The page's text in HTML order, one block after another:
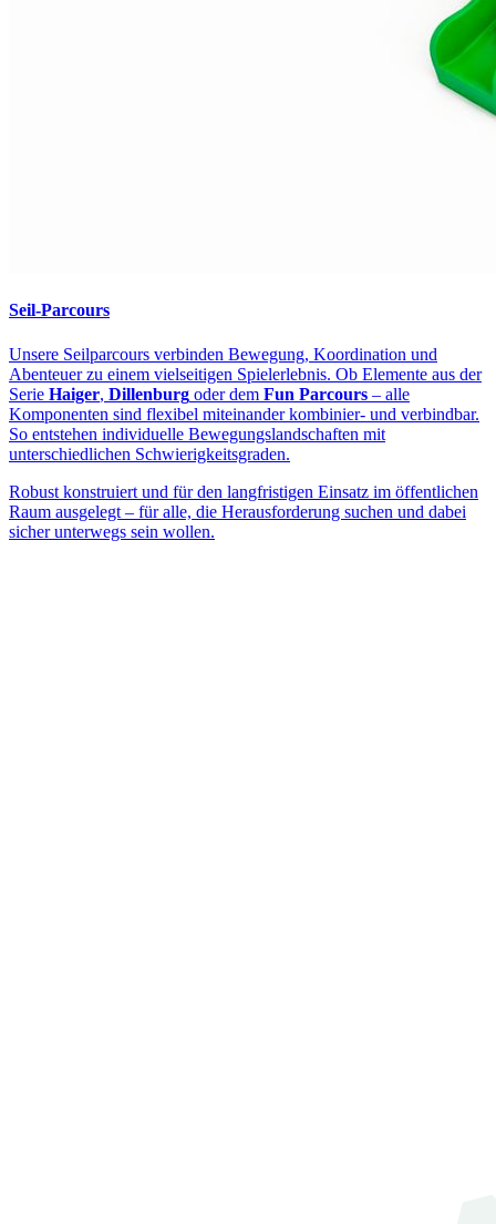
Seil-Parcours
Unsere Seilparcours verbinden Bewegung, Koordination und
Abenteuer zu einem vielseitigen Spielerlebnis. Ob Elemente aus der
Serie Haiger, Dillenburg oder dem Fun Parcours – alle
Komponenten sind flexibel miteinander kombinier- und verbindbar.
So entstehen individuelle Bewegungslandschaften mit
unterschiedlichen Schwierigkeitsgraden.
Robust konstruiert und für den langfristigen Einsatz im öffentlichen
Raum ausgelegt – für alle, die Herausforderung suchen und dabei
sicher unterwegs sein wollen.